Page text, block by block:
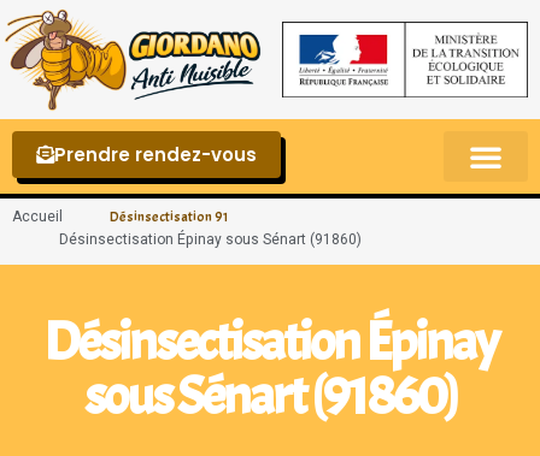
Prendre rendez-vous
Accueil Désinsectisation 91
Désinsectisation Épinay sous Sénart (91860)
Désinsectisation Épinay
sous Sénart (91860)